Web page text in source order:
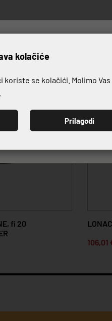
fi 20
106,01
se na
PRIJAVI SE
kolačiće
koriste se kolačići. Molimo
Prilagodi